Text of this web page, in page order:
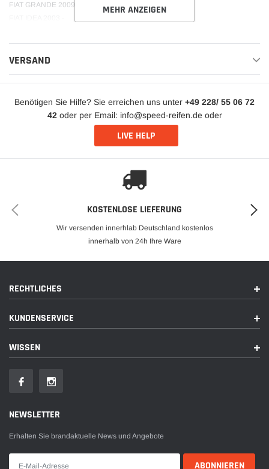
FIAT GRANDE 2009 -
FIAT LINEA 2007 -
FIAT PANDA 2004 -
FIAT SIENA 2000 2004
FIAT STILO 2001 -
FIAT STILO 2002 -
LANCIA YPSILON 2003 -
OPEL COMBO 2012 -
VAUXHALL COMBO 2012 2018
MEHR ANZEIGEN
VERSAND
Benötigen Sie Hilfe? Sie erreichen uns unter +49 228/ 55 06 72
42oder per Email: info@speed-reifen.de oder
LIVE HELP
KOSTENLOSE LIEFERUNG
Wir versenden innerhlab Deutschland kostenlos
innerhalb von 24h Ihre Ware
RECHTLICHES
KUNDENSERVICE
WISSEN
NEWSLETTER
Erhalten Sie brandaktuelle News und Angebote